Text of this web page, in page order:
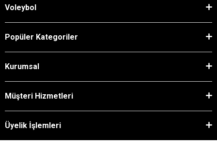
Voleybol
Popüler Kategoriler
Kurumsal
Müşteri Hizmetleri
Üyelik İşlemleri